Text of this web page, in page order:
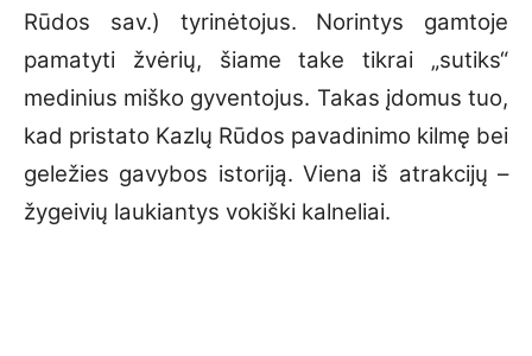
Rūdos sav.) tyrinėtojus. Norintys gamtoje
pamatyti žvėrių, šiame take tikrai „sutiks“
medinius miško gyventojus. Takas įdomus tuo,
kad pristato Kazlų Rūdos pavadinimo kilmę bei
geležies gavybos istoriją. Viena iš atrakcijų –
žygeivių laukiantys vokiški kalneliai.